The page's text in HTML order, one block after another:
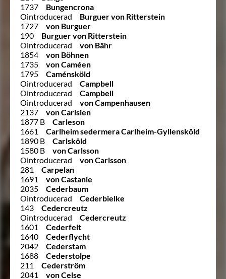
1737
Bungencrona
Ointroducerad
Burguer von Ritterstein
1727
von Burguer
190
Burguer von Ritterstein
Ointroducerad
von Bähr
1854
von Böhnen
1735
von Caméen
1795
Caménsköld
Ointroducerad
Campbell
Ointroducerad
Campbell
Ointroducerad
von Campenhausen
2137
von Carisien
1877 B
Carleson
1661
Carlheim sedermera Carlheim-Gyllensköld
1890 B
Carlsköld
1580 B
von Carlsson
Ointroducerad
von Carlsson
281
Carpelan
1691
von Castanie
2035
Cederbaum
Ointroducerad
Cederbielke
143
Cedercreutz
Ointroducerad
Cedercreutz
1601
Cederfelt
1640
Cederflycht
2042
Cederstam
1688
Cederstolpe
211
Cederström
2041
von Celse